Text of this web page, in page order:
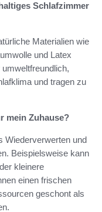
Schlafzimmer
Materialien wie
und Latex
und tragen zu
mein Zuhause?
Wiederverwerten und
Beispielsweise kann
kleinere
einen frischen
geschont als